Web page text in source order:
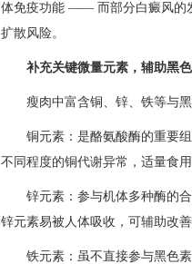
体免疫功能 —— 而部分白癜风的
扩散风险。​
补充关键微量元素，辅助黑色
瘦肉中富含铜、锌、铁等与黑
铜元素：是酪氨酸酶的重要组
不同程度的铜代谢异常，适量食
锌元素：参与机体多种酶的合
锌元素易被人体吸收，可辅助改
铁元素：虽不直接参与黑色素